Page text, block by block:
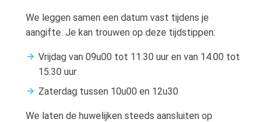
We leggen samen een datum vast tijdens je
aangifte. Je kan trouwen op deze tijdstippen:
Vrijdag van 09u00 tot 11.30 uur en van 14.00 tot
15.30 uur
Zaterdag tussen 10u00 en 12u30
We laten de huwelijken steeds aansluiten op